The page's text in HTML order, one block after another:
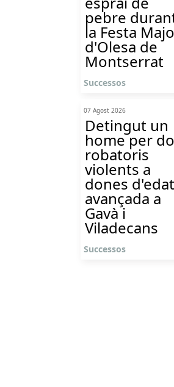
pebre
la Festa
d'Olesa de
Montserrat
Successos
07 Agost 2026
Detingut un
home per
robatoris
violents a
dones d'edat
avançada a
Gavà i
Viladecans
Successos